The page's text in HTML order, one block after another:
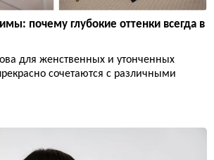
почему глубокие оттенки всегда в
для женственных и утонченных
сочетаются с различными